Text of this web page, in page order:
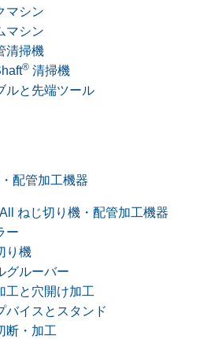
マシン
マシン
清掃機
® 清掃機
ルと先端ツール
配管加工機器
ねじ切り機・配管加工機器
ー
り機
グルーバー
工と穴開け加工
バイスとスタンド
断・加工